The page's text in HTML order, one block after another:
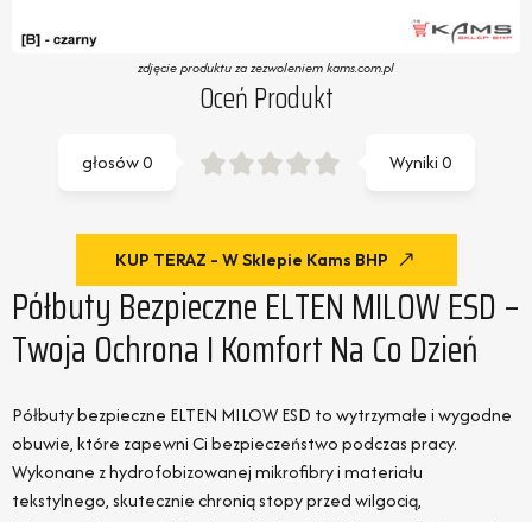
zdjęcie produktu za zezwoleniem kams.com.pl
Oceń Produkt
Wyniki0
głosów0
KUP TERAZ - W Sklepie Kams BHP
Półbuty Bezpieczne ELTEN MILOW ESD –
Twoja Ochrona I Komfort Na Co Dzień
Półbuty bezpieczne ELTEN MILOW ESD to wytrzymałe i wygodne
obuwie, które zapewni Ci bezpieczeństwo podczas pracy.
Wykonane z hydrofobizowanej mikrofibry i materiału
tekstylnego, skutecznie chronią stopy przed wilgocią,